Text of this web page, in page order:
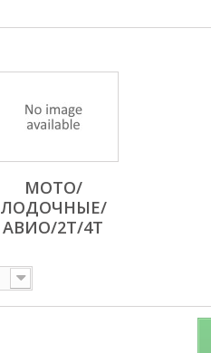
МОТО/
ЛОДОЧНЫЕ/
АВИО/2T/4T